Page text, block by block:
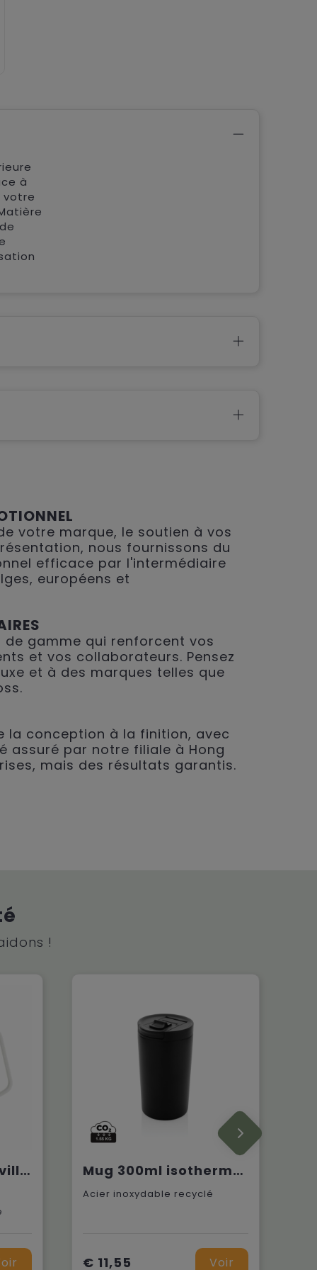
à
votre
votre marque, le soutien à vos
nous fournissons du
efficace par l'intermédiaire
européens et
de gamme qui renforcent vos
et vos collaborateurs. Pensez
et à des marques telles que
la conception à la finition, avec
assuré par notre filiale à Hong
mais des résultats garantis.
!
Contigo® Streeterville Desk Mug 420 ml gobelet thermos Mug 300ml isotherme et étanche en acier recyclé RCS
Acier inoxydable recyclé
€ 11,55 Voir